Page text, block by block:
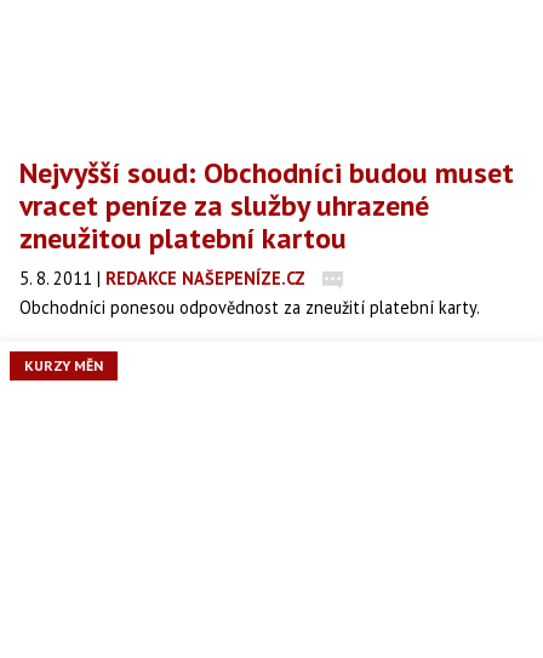
Nejvyšší soud: Obchodníci budou muset
vracet peníze za služby uhrazené
zneužitou platební kartou
5. 8. 2011 | REDAKCE NAŠEPENÍZE.CZ
Obchodníci ponesou odpovědnost za zneužití platební karty.
aerolinie vrátit čtvrt milionu korun za letenky, které někdo zaplatil
KURZY MĚN